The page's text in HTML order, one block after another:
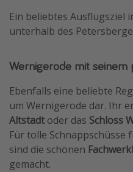
Ein beliebtes Ausflugsziel
unterhalb des
Wernigerode mit seinem
Ebenfalls eine beliebte
um Wernigerode dar. Ihr
Altstadtoder das Schloss
Für tolle Schnappschüsse
sind die schönen
gemacht.